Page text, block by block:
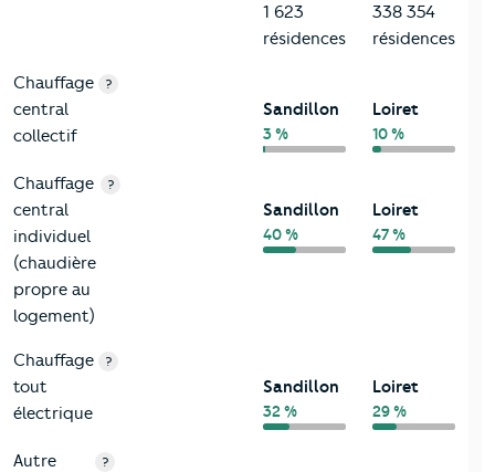
1 623
résidences
338 354
résidences
Chauffage
central
collectif
?
Sandillon
3 %
Loiret
10 %
Chauffage
central
individuel
(chaudière
propre au
logement)
?
Sandillon
40 %
Loiret
47 %
Chauffage
tout
électrique
?
Sandillon
32 %
Loiret
29 %
Autre
?